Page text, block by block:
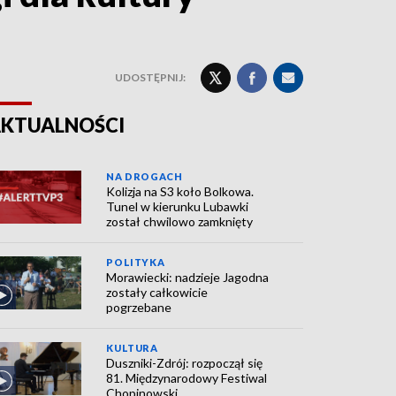
UDOSTĘPNIJ:
NA DROGACH
Kolizja na S3 koło Bolkowa.
Tunel w kierunku Lubawki
został chwilowo zamknięty
POLITYKA
Morawiecki: nadzieje Jagodna
zostały całkowicie
pogrzebane
KULTURA
Duszniki-Zdrój: rozpoczął się
81. Międzynarodowy Festiwal
Chopinowski